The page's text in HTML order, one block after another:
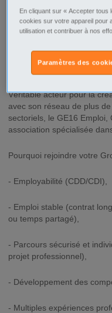
Type de contrat
Type d'emploi
Véritable acteur pour la création d'emplois durables en Charente,
avec son réseau de plus
sectoriels, le GE16
association spécialisée
Pourquoi rejoindre votre
- Employabilité (CDD/CDI),
- Emploi stable (contrat
ou temps partagé),
- Parcours sécurisé et
projet professionnel),
- Développement des
- Multiples expériences
En cliquant sur « Accepter
cookies sur votre appareil pour
utilisation et contribuer à nos
Paramètres des